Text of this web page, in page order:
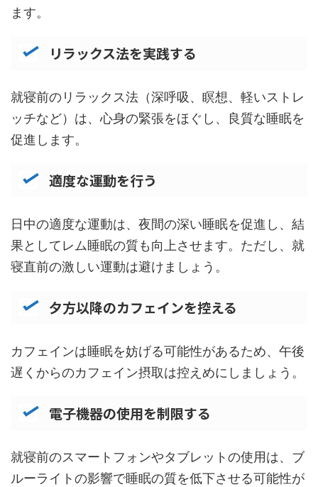
ます。
リラックス法を実践する
就寝前のリラックス法（深呼吸、瞑想、軽いストレ
ッチなど）は、心身の緊張をほぐし、良質な睡眠を
促進します。
適度な運動を行う
日中の適度な運動は、夜間の深い睡眠を促進し、結
果としてレム睡眠の質も向上させます。ただし、就
寝直前の激しい運動は避けましょう。
夕方以降のカフェインを控える
カフェインは睡眠を妨げる可能性があるため、午後
遅くからのカフェイン摂取は控えめにしましょう。
電子機器の使用を制限する
就寝前のスマートフォンやタブレットの使用は、ブ
ルーライトの影響で睡眠の質を低下させる可能性が